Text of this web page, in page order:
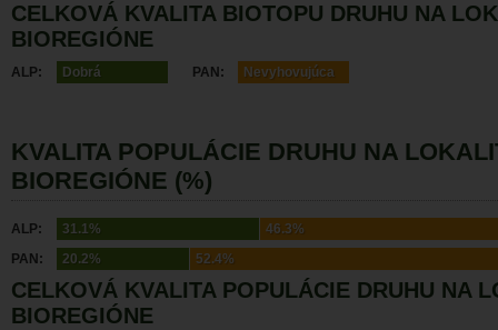
CELKOVÁ KVALITA BIOTOPU DRUHU NA
BIOREGIÓNE
ALP: Dobrá PAN: Nevyhovujúca
KVALITA POPULÁCIE DRUHU NA
BIOREGIÓNE (%)
ALP: 31.1%
46.3%
PAN:
20.2% 52.4%
CELKOVÁ KVALITA POPULÁCIE DRUHU NA
BIOREGIÓNE